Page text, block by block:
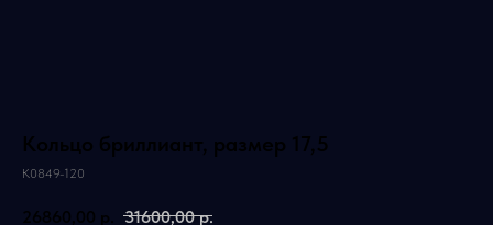
Кольцо бриллиант, размер 17,5
К0849-120
26860,00 р. 31600,00 р.